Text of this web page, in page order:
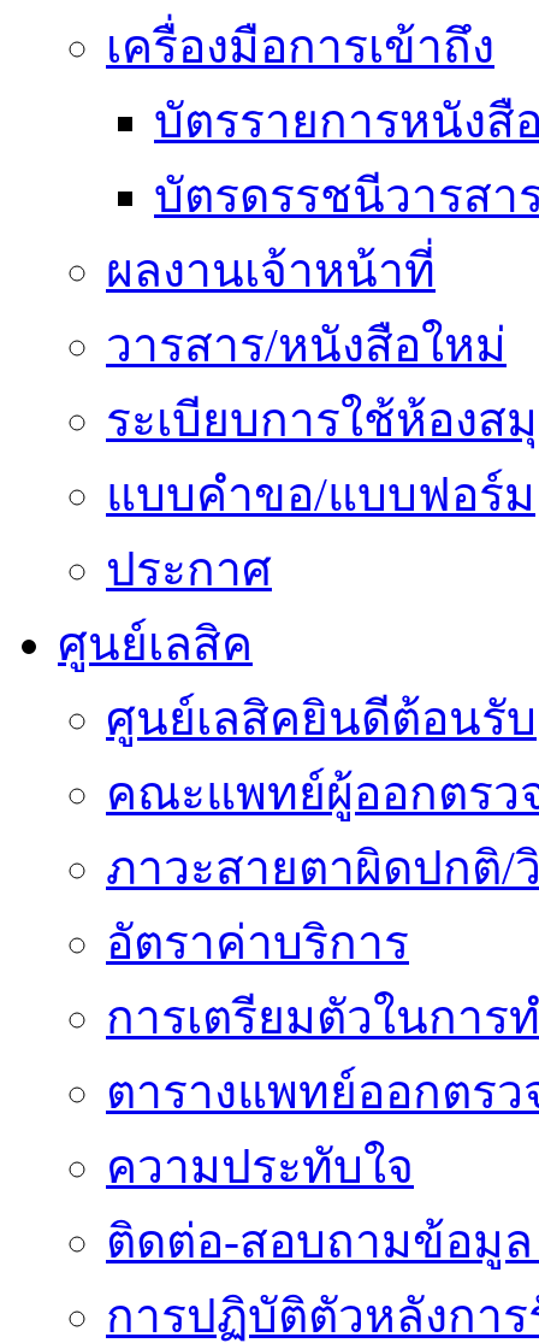
เครื่องมือการเข้าถึง
บัตรรายการหนังสื
บัตรดรรชนีวารสา
ผลงานเจ้าหน้าที่
วารสาร/หนังสือใหม่
ระเบียบการใช้ห้องส
แบบคำขอ/แบบฟอร์ม
ประกาศ
ศูนย์เลสิค
ศูนย์เลสิคยินดีต้อนรับ
คณะแพทย์ผู้ออกตรว
ภาวะสายตาผิดปกติ/
อัตราค่าบริการ
การเตรียมตัวในการ
ตารางแพทย์ออกตรว
ความประทับใจ
ติดต่อ-สอบถามข้อมู
การปฏิบัติตัวหลังการ